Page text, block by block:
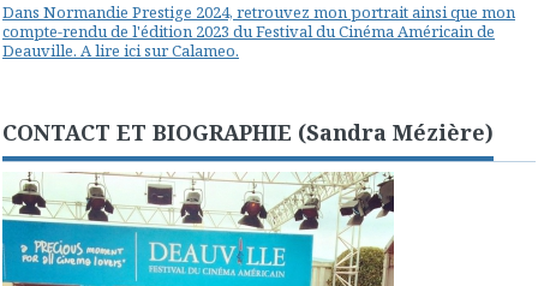
Dans Normandie Prestige 2024, retrouvez mon portrait ainsi que mon
compte-rendu de l'édition 2023 du Festival du Cinéma Américain de
Deauville. A lire ici sur Calameo.
CONTACT ET BIOGRAPHIE (Sandra Mézière)